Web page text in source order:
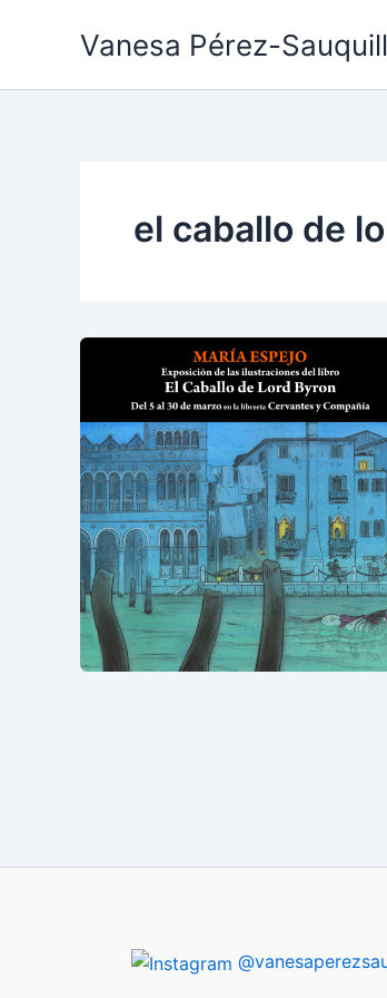
Vanesa Pérez-
el caballo de